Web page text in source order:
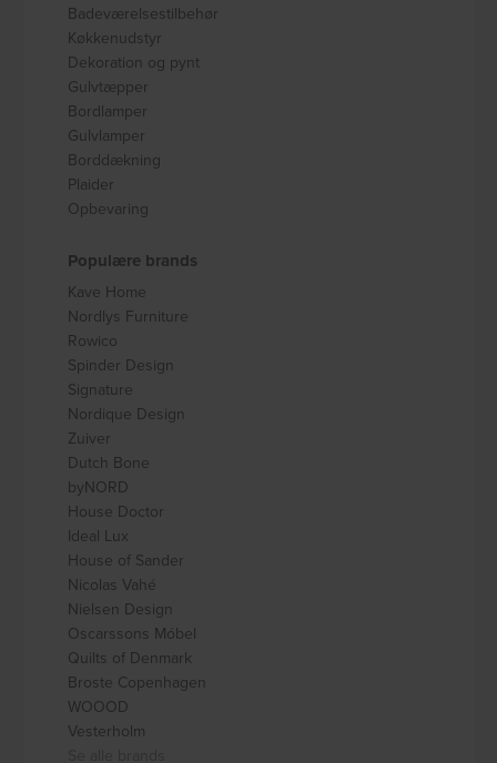
Badeværelsestilbehør
Køkkenudstyr
Dekoration og pynt
Gulvtæpper
Bordlamper
Gulvlamper
Borddækning
Plaider
Opbevaring
Populære brands
Kave Home
Nordlys Furniture
Rowico
Spinder Design
Signature
Nordique Design
Zuiver
Dutch Bone
byNORD
House Doctor
Ideal Lux
House of Sander
Nicolas Vahé
Nielsen Design
Oscarssons Móbel
Quilts of Denmark
Broste Copenhagen
WOOOD
Vesterholm